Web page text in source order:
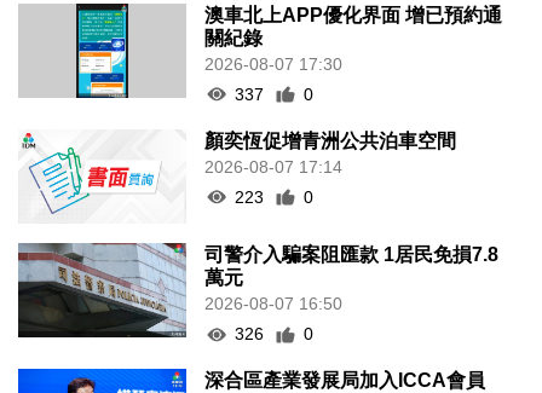
澳車北上APP優化界面 增已預約通
關紀錄
2026-08-07 17:30
337
0
顏奕恆促增青洲公共泊車空間
2026-08-07 17:14
223
0
司警介入騙案阻匯款 1居民免損7.8
萬元
2026-08-07 16:50
326
0
深合區產業發展局加入ICCA會員